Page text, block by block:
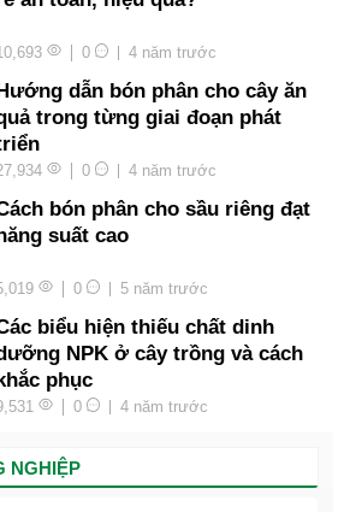
0 4 năm trước
dẫn bón phân cho cây ăn
trong từng giai đoạn phát
0 4 năm trước
bón phân cho sầu riêng đạt
suất cao
0 5 năm trước
biểu hiện thiếu chất dinh
NPK ở cây trồng và cách
phục
0 4 năm trước
NGHIỆP